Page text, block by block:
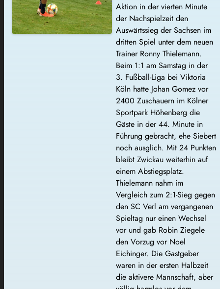
Aktion in der vierten Minute
der Nachspielzeit den
Auswärtssieg der Sachsen im
dritten Spiel unter dem neuen
Trainer Ronny Thielemann.
Beim 1:1 am Samstag in der
3. Fußball-Liga bei Viktoria
Köln hatte Johan Gomez vor
2400 Zuschauern im Kölner
Sportpark Höhenberg die
Gäste in der 44. Minute in
Führung gebracht, ehe Siebert
noch ausglich. Mit 24 Punkten
bleibt Zwickau weiterhin auf
einem Abstiegsplatz.
Thielemann nahm im
Vergleich zum 2:1-Sieg gegen
den SC Verl am vergangenen
Spieltag nur einen Wechsel
vor und gab Robin Ziegele
den Vorzug vor Noel
Eichinger. Die Gastgeber
waren in der ersten Halbzeit
die aktivere Mannschaft, aber